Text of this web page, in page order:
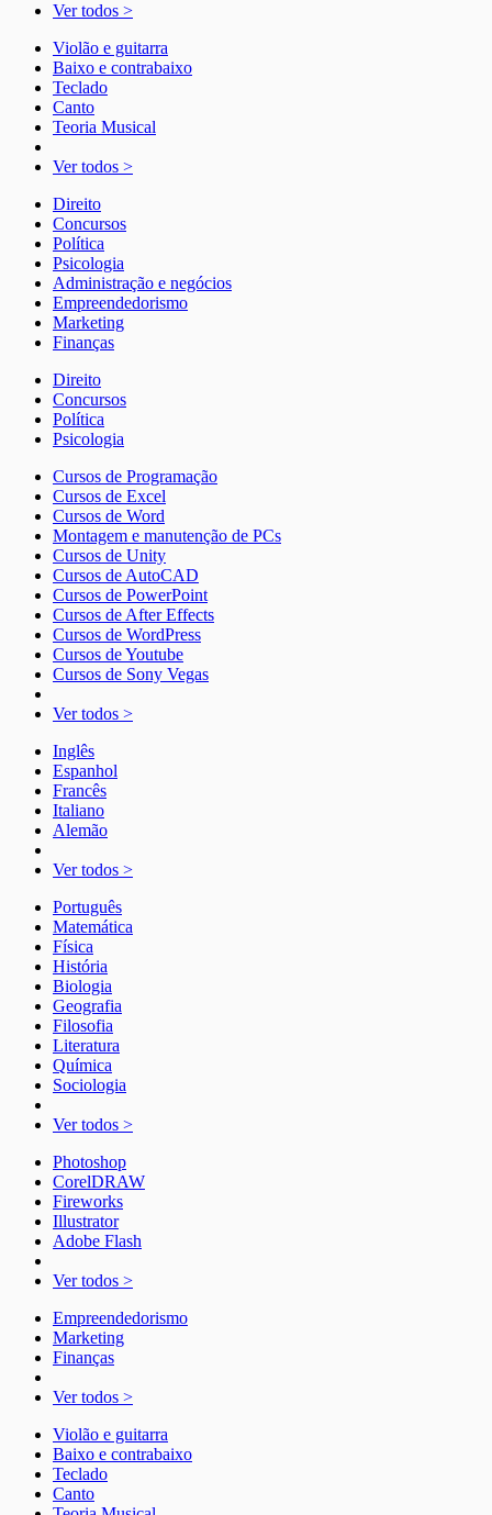
Ver todos >
Violão e guitarra
Baixo e contrabaixo
Teclado
Canto
Teoria Musical
Ver todos >
Direito
Concursos
Política
Psicologia
Administração e negócios
Empreendedorismo
Marketing
Finanças
Direito
Concursos
Política
Psicologia
Cursos de Programação
Cursos de Excel
Cursos de Word
Montagem e manutenção de PCs
Cursos de Unity
Cursos de AutoCAD
Cursos de PowerPoint
Cursos de After Effects
Cursos de WordPress
Cursos de Youtube
Cursos de Sony Vegas
Ver todos >
Inglês
Espanhol
Francês
Italiano
Alemão
Ver todos >
Português
Matemática
Física
História
Biologia
Geografia
Filosofia
Literatura
Química
Sociologia
Ver todos >
Photoshop
CorelDRAW
Fireworks
Illustrator
Adobe Flash
Ver todos >
Empreendedorismo
Marketing
Finanças
Ver todos >
Violão e guitarra
Baixo e contrabaixo
Teclado
Canto